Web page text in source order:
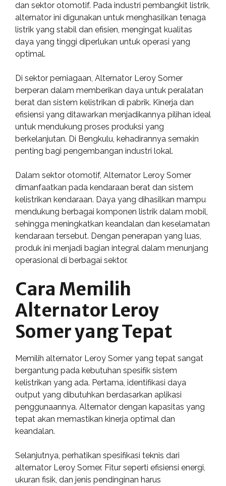
dan sektor otomotif. Pada industri pembangkit listrik,
alternator ini digunakan untuk menghasilkan tenaga
listrik yang stabil dan efisien, mengingat kualitas
daya yang tinggi diperlukan untuk operasi yang
optimal.
Di sektor perniagaan, Alternator Leroy Somer
berperan dalam memberikan daya untuk peralatan
berat dan sistem kelistrikan di pabrik. Kinerja dan
efisiensi yang ditawarkan menjadikannya pilihan ideal
untuk mendukung proses produksi yang
berkelanjutan. Di Bengkulu, kehadirannya semakin
penting bagi pengembangan industri lokal.
Dalam sektor otomotif, Alternator Leroy Somer
dimanfaatkan pada kendaraan berat dan sistem
kelistrikan kendaraan. Daya yang dihasilkan mampu
mendukung berbagai komponen listrik dalam mobil,
sehingga meningkatkan keandalan dan keselamatan
kendaraan tersebut. Dengan penerapan yang luas,
produk ini menjadi bagian integral dalam menunjang
operasional di berbagai sektor.
Cara Memilih
Alternator Leroy
Somer yang Tepat
Memilih alternator Leroy Somer yang tepat sangat
bergantung pada kebutuhan spesifik sistem
kelistrikan yang ada. Pertama, identifikasi daya
output yang dibutuhkan berdasarkan aplikasi
penggunaannya. Alternator dengan kapasitas yang
tepat akan memastikan kinerja optimal dan
keandalan.
Selanjutnya, perhatikan spesifikasi teknis dari
alternator Leroy Somer. Fitur seperti efisiensi energi,
ukuran fisik, dan jenis pendinginan harus